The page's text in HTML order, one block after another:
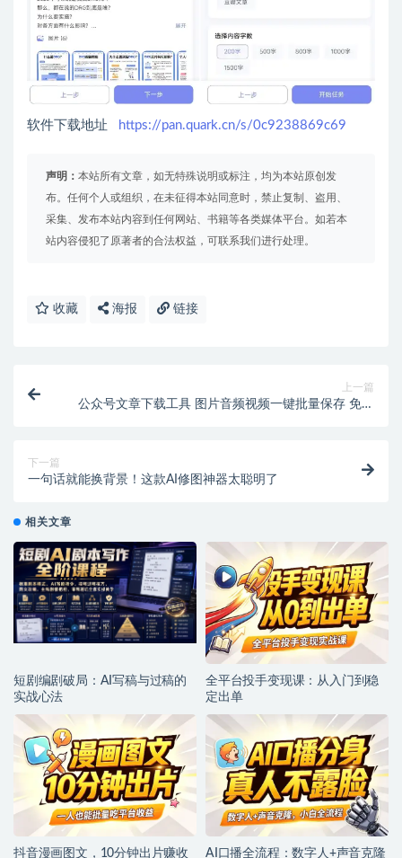
软件下载地址 https://pan.quark.cn/s/0c9238869c69
声明： 本站所有文章，如无特殊说明或标注，均为本站原创发
布。任何个人或组织，在未征得本站同意时，禁止复制、盗用、
采集、发布本站内容到任何网站、书籍等各类媒体平台。如若本
站内容侵犯了原著者的合法权益，可联系我们进行处理。
收藏 海报 链接
上一篇
公众号文章下载工具 图片音频视频一键批量保存 免费
下一篇
一句话就能换背景！这款AI修图神器太聪明了
相关文章
短剧编剧破局：AI写稿与过稿的
实战心法
全平台投手变现课：从入门到稳
定出单
抖音漫画图文，10分钟出片赚收 AI口播全流程：数字人+声音克隆